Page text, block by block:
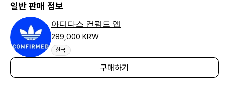
일반 판매 정보
아디다스 컨펌드 앱
289,000 KRW
한국
구매하기